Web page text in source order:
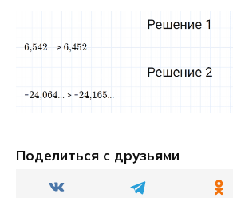
Поделиться с друзьями